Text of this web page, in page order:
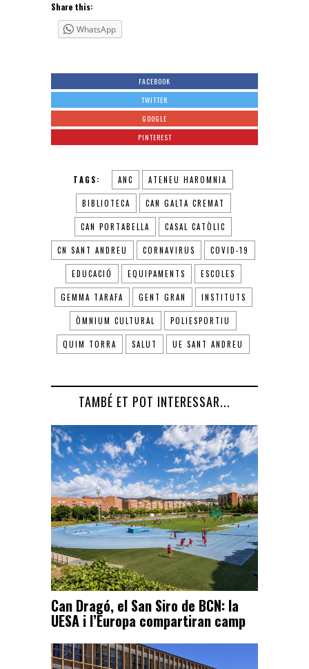
Share this:
WhatsApp
FACEBOOK
TWITTER
GOOGLE
PINTEREST
TAGS: ANC ATENEU HAROMNIA
BIBLIOTECA CAN GALTA CREMAT
CAN PORTABELLA CASAL CATÒLIC
CN SANT ANDREU CORNAVIRUS COVID-19
EDUCACIÓ EQUIPAMENTS ESCOLES
GEMMA TARAFA GENT GRAN INSTITUTS
ÒMNIUM CULTURAL POLIESPORTIU
QUIM TORRA SALUT UE SANT ANDREU
TAMBÉ ET POT INTERESSAR...
Can Dragó, el San Siro de BCN: la
UESA i l’Europa compartiran camp